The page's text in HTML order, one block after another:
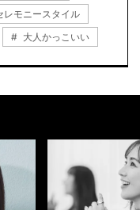
レモニースタイル
大人かっこいい